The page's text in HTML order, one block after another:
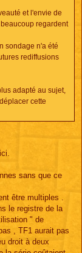
et l'envie de
regardent
sondage n'a été
rediffusions
adapté au sujet,
cette
sans que ce
être multiples .
le registre de la
" de
, TF1 aurait pas
droit à deux